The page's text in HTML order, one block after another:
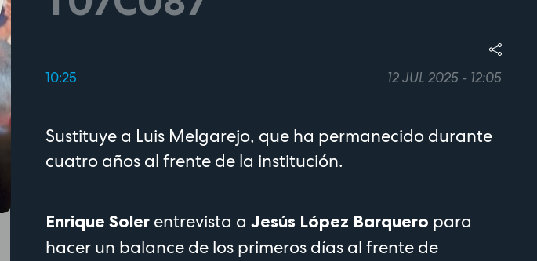
10:25 12 JUL 2025 - 12:05
Sustituye a Luis Melgarejo, que ha permanecido durante
cuatro años al frente de la institución.
Enrique Soler entrevista a Jesús López Barquero para
hacer un balance de los primeros días al frente de